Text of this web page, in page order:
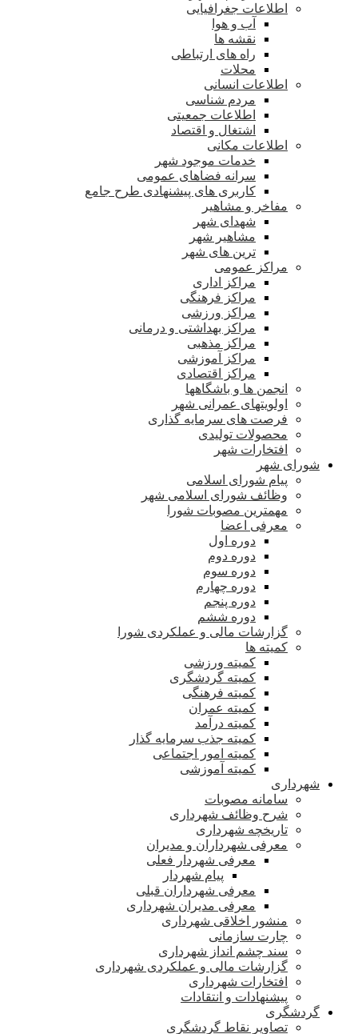
اطلاعات جغرافیایی
آب و هوا
نقشه ها
راه های ارتباطی
محلات
اطلاعات انسانی
مردم شناسی
اطلاعات جمعیتی
اشتغال و اقتصاد
اطلاعات مکانی
خدمات موجود شهر
سرانه فضاهای عمومی
کاربری های پیشنهادی طرح جامع
مفاخر و مشاهیر
شهدای شهر
مشاهیر شهر
ترین های شهر
مراکز عمومی
مراکز اداری
مراکز فرهنگی
مراکز ورزشی
مراکز بهداشتی و درمانی
مراکز مذهبی
مراکز آموزشی
مراکز اقتصادی
انجمن ها و باشگاهها
اولویتهای عمرانی شهر
فرصت های سرمایه گذاری
محصولات تولیدی
افتخارات شهر
شورای شهر
پیام شورای اسلامی
وظائف شورای اسلامی شهر
مهمترین مصوبات شورا
معرفی اعضا
دوره اول
دوره دوم
دوره سوم
دوره چهارم
دوره پنجم
دوره ششم
گزارشات مالی و عملکردی شورا
کمیته ها
کمیته ورزشی
کمیته گردشگری
کمیته فرهنگی
کمیته عمران
کمیته درآمد
کمیته جذب سرمایه گذار
کمیته امور اجتماعی
کمیته آموزشی
شهرداری
سامانه مصوبات
شرح وظائف شهرداری
تاریخچه شهرداری
معرفی شهرداران و مدیران
معرفی شهردار فعلی
پیام شهردار
معرفی شهرداران قبلی
معرفی مدیران شهرداری
منشور اخلاقی شهرداری
چارت سازمانی
سند چشم انداز شهرداری
گزارشات مالی و عملکردی شهرداری
افتخارات شهرداری
پیشنهادات و انتقادات
گردشگری
تصاویر نقاط گردشگری